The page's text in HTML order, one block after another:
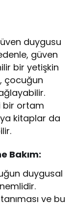
duygusu
güven
bir yetişkin
çocuğun
bir ortam
kitaplar da
Bakım:
duygusal
ve bu